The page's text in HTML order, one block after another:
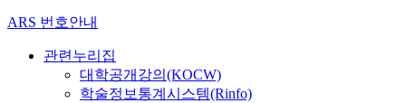
ARS 번호안내
관련누리집
대학공개강의(KOCW)
학술정보통계시스템(Rinfo)